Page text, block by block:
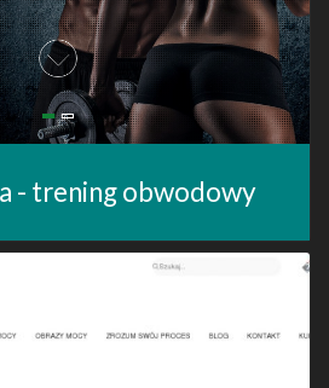
- trening obwodowy